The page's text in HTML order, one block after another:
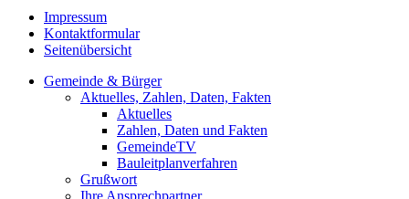
Impressum
Kontaktformular
Seitenübersicht
Gemeinde & Bürger
Aktuelles, Zahlen, Daten, Fakten
Aktuelles
Zahlen, Daten und Fakten
GemeindeTV
Bauleitplanverfahren
Grußwort
Ihre Ansprechpartner